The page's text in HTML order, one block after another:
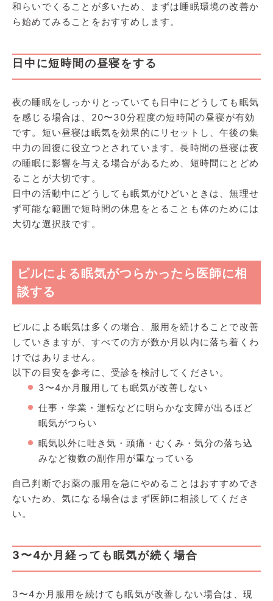
和らいでくることが多いため、まずは睡眠環境の改善か
ら始めてみることをおすすめします。
日中に短時間の昼寝をする
夜の睡眠をしっかりとっていても日中にどうしても眠気
を感じる場合は、20〜30分程度の短時間の昼寝が有効
です。短い昼寝は眠気を効果的にリセットし、午後の集
中力の回復に役立つとされています。長時間の昼寝は夜
の睡眠に影響を与える場合があるため、短時間にとどめ
ることが大切です。
日中の活動中にどうしても眠気がひどいときは、無理せ
ず可能な範囲で短時間の休息をとることも体のためには
大切な選択肢です。
ピルによる眠気がつらかったら医師に相
談する
ピルによる眠気は多くの場合、服用を続けることで改善
していきますが、すべての方が数か月以内に落ち着くわ
けではありません。
以下の目安を参考に、受診を検討してください。
3〜4か月服用しても眠気が改善しない
仕事・学業・運転などに明らかな支障が出るほど
眠気がつらい
眠気以外に吐き気・頭痛・むくみ・気分の落ち込
みなど複数の副作用が重なっている
自己判断でお薬の服用を急にやめることはおすすめでき
ないため、気になる場合はまず医師に相談してくださ
い。
3〜4か月経っても眠気が続く場合
3〜4か月服用を続けても眠気が改善しない場合は、現